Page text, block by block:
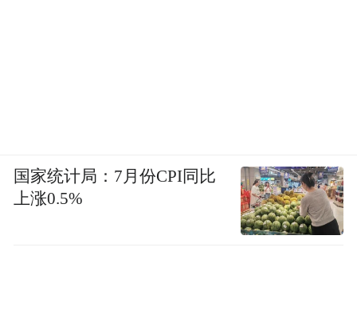
国家统计局：7月份CPI同比
上涨0.5%